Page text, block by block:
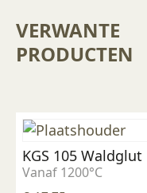
VERWANTE
PRODUCTEN
KGS 105 Waldglut
Vanaf 1200°C